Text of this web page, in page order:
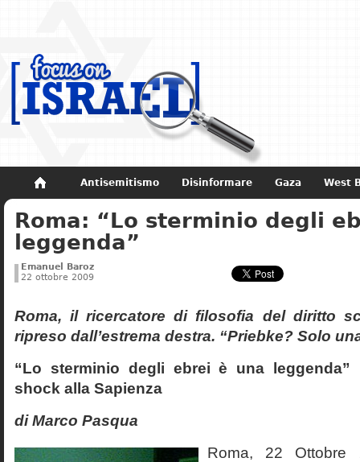
Antisemitismo Disinformare Gaza West
Non dimenticare Storia di Israele
Roma: “Lo sterminio degli
leggenda”
Emanuel Baroz
22 ottobre 2009
Roma, il ricercatore di filosofia del diritto
ripreso dall’estrema destra. “Priebke? Solo
“Lo sterminio degli ebrei è una leggenda”
shock alla Sapienza
di Marco Pasqua
Roma, 22